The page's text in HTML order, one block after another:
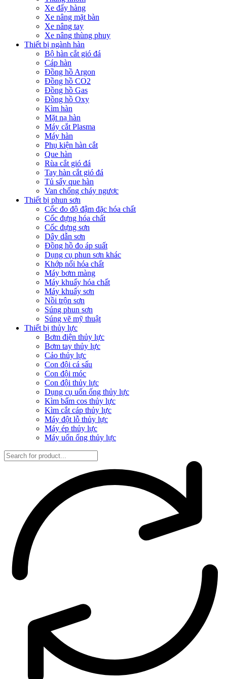
Xe đẩy hàng
Xe nâng mặt bàn
Xe nâng tay
Xe nâng thùng phuy
Thiết bị ngành hàn
Bộ hàn cắt gió đá
Cáp hàn
Đồng hồ Argon
Đồng hồ CO2
Đồng hồ Gas
Đồng hồ Oxy
Kìm hàn
Mặt nạ hàn
Máy cắt Plasma
Máy hàn
Phụ kiện hàn cắt
Que hàn
Rùa cắt gió đá
Tay hàn cắt gió đá
Tủ sấy que hàn
Van chống cháy ngược
Thiết bị phun sơn
Cốc đo độ đậm đặc hóa chất
Cốc đựng hóa chất
Cốc đựng sơn
Dây dẫn sơn
Đồng hồ đo áp suất
Dụng cụ phun sơn khác
Khớp nối hóa chất
Máy bơm màng
Máy khuấy hóa chất
Máy khuấy sơn
Nồi trộn sơn
Súng phun sơn
Súng vẽ mỹ thuật
Thiết bị thủy lực
Bơm điện thủy lực
Bơm tay thủy lực
Cảo thủy lực
Con đội cá sấu
Con đội móc
Con đội thủy lực
Dụng cụ uốn ống thủy lực
Kìm bấm cos thủy lực
Kìm cắt cáp thủy lực
Máy đột lỗ thủy lực
Máy ép thủy lực
Máy uốn ống thủy lực